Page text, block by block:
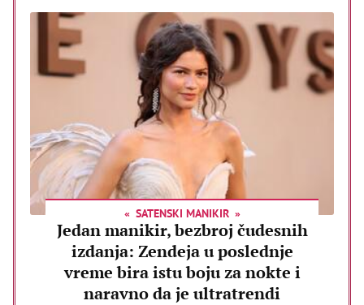
SATENSKI MANIKIR
Jedan manikir, bezbroj čudesnih
izdanja: Zendeja u poslednje
vreme bira istu boju za nokte i
naravno da je ultratrendi